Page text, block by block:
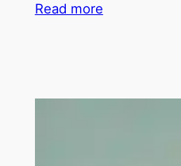
Read more